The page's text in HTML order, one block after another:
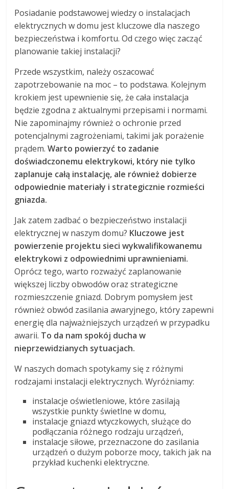
Posiadanie podstawowej wiedzy o instalacjach
elektrycznych w domu jest kluczowe dla naszego
bezpieczeństwa i komfortu. Od czego więc zacząć
planowanie takiej instalacji?
Przede wszystkim, należy oszacować
zapotrzebowanie na moc – to podstawa. Kolejnym
krokiem jest upewnienie się, że cała instalacja
będzie zgodna z aktualnymi przepisami i normami.
Nie zapominajmy również o ochronie przed
potencjalnymi zagrożeniami, takimi jak porażenie
prądem.Warto powierzyć to zadanie
doświadczonemu elektrykowi, który nie tylko
zaplanuje całą instalację, ale również dobierze
odpowiednie materiały i strategicznie rozmieści
gniazda.
Jak zatem zadbać o bezpieczeństwo instalacji
elektrycznej w naszym domu? Kluczowe jest
powierzenie projektu sieci wykwalifikowanemu
elektrykowi z odpowiednimi uprawnieniami.
Oprócz tego, warto rozważyć zaplanowanie
większej liczby obwodów oraz strategiczne
rozmieszczenie gniazd. Dobrym pomysłem jest
również obwód zasilania awaryjnego, który zapewni
energię dla najważniejszych urządzeń w przypadku
awarii. To da nam spokój ducha w
nieprzewidzianych sytuacjach.
W naszych domach spotykamy się z różnymi
rodzajami instalacji elektrycznych. Wyróżniamy:
instalacje oświetleniowe, które zasilają
wszystkie punkty świetlne w domu,
instalacje gniazd wtyczkowych, służące do
podłączania różnego rodzaju urządzeń,
instalacje siłowe, przeznaczone do zasilania
urządzeń o dużym poborze mocy, takich jak na
przykład kuchenki elektryczne.